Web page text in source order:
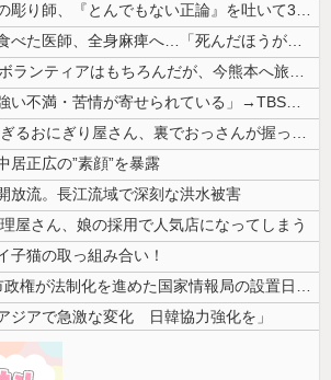
【画像】全身入れ墨の彫り師、『とんでもない正論』を吐いて30万再生され...
【九州名物】鶏刺し食べた医師、全身麻痺へ…「死んだほうが良かったと思っ...
鈴木紗理奈（49）「ボランティアはもちろんだが、今熊本へ旅行に行くこと...
熊本県知事「報道に強い不満・苦情が寄せられている」→TBSの報道特集が...
【画像】 例の美人すぎるおにぎり屋さん、裏でおっさんが握っていたｗｗｗ...
居正広の”素顔”を暴露
放流。長江流域で深刻な洪水被害
屋さん、娘の採用で人気店になってしまう
子猫の取っ組み合い！
（ ´_ゝ`）中国「高市政権が法制化を進めた国家情報局の設置日が7月3...
ジアで急激な変化 日韓協力強化を」